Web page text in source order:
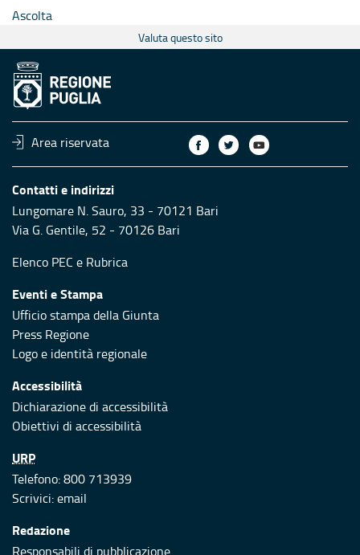
Ascolta
Valuta questo sito
Area riservata
Contatti e indirizzi
Lungomare N. Sauro, 33 - 70121 Bari
Via G. Gentile, 52 - 70126 Bari
Elenco PEC e Rubrica
Eventi e Stampa
Ufficio stampa della Giunta
Press Regione
Logo e identità regionale
Accessibilità
Dichiarazione di accessibilità
Obiettivi di accessibilità
URP
Telefono: 800 713939
Scrivici:email
Redazione
Responsabili di pubblicazione